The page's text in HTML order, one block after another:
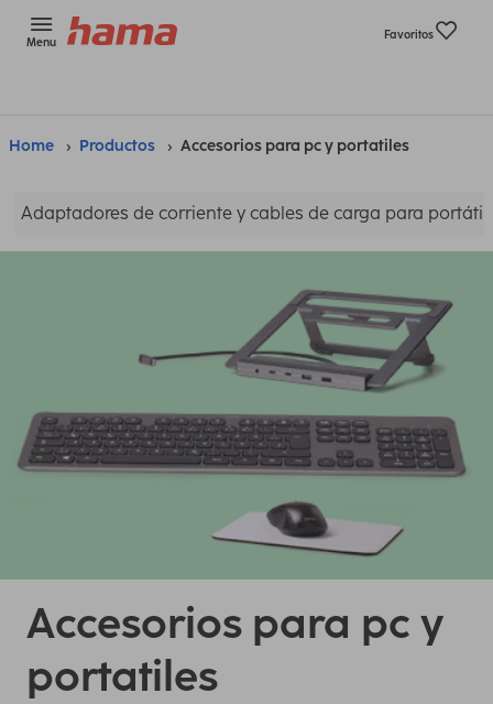
Menu
Favoritos
Home Productos Accesorios para pc y portatiles
Adaptadores de corriente y cables de carga para
Accesorios para pc y
portatiles